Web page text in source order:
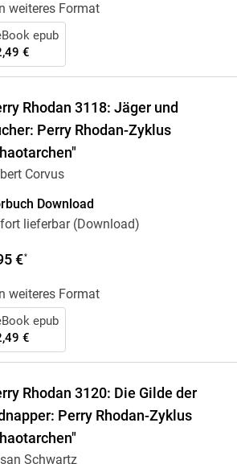
weiteres Format
epub
€
Rhodan 3118: Jäger und
Perry Rhodan-Zyklus
Corvus
Download
lieferbar (Download)
€*
weiteres Format
epub
€
Rhodan 3120: Die Gilde der
Perry Rhodan-Zyklus
Schwartz